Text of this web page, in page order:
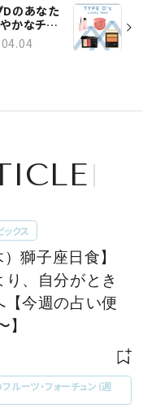
Dのあなた
かなチー
れオーラ
クス
）獅子座日食】
り、自分がとき
【今週の占い便
】
ルーツ・フォーチュン（週